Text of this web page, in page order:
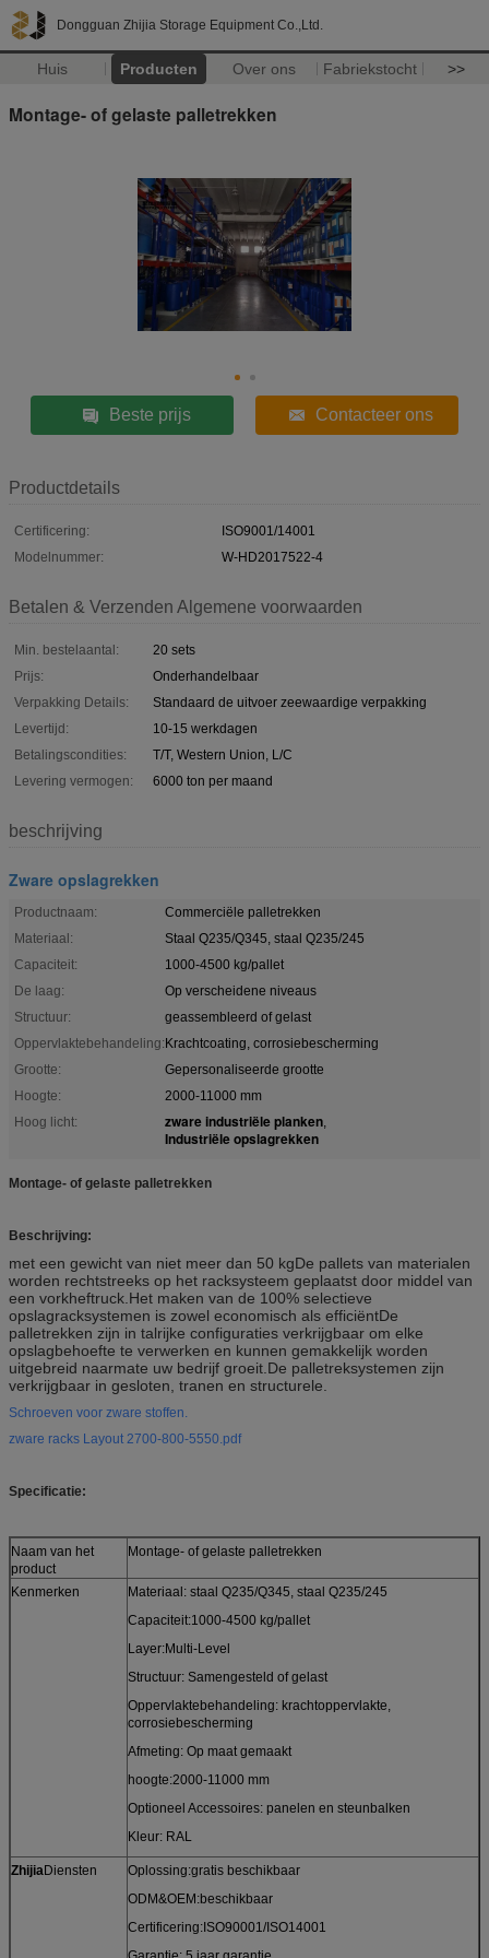
Dongguan Zhijia Storage Equipment Co.,Ltd.
Huis Producten Over ons Fabriekstocht >>
Montage- of gelaste palletrekken
Beste prijs Contacteer ons
Productdetails
Certificering:
ISO9001/14001
Modelnummer:
W-HD2017522-4
Betalen & Verzenden Algemene voorwaarden
Min. bestelaantal:
20 sets
Prijs:
Onderhandelbaar
Verpakking Details:
Standaard de uitvoer zeewaardige verpakking
Levertijd:
10-15 werkdagen
Betalingscondities:
T/T, Western Union, L/C
Levering vermogen:
6000 ton per maand
beschrijving
Zware opslagrekken
Productnaam:
Commerciële palletrekken
Materiaal:
Staal Q235/Q345, staal Q235/245
Capaciteit:
1000-4500 kg/pallet
De laag:
Op verscheidene niveaus
Structuur:
geassembleerd of gelast
Oppervlaktebehandeling:Krachtcoating, corrosiebescherming
Grootte:
Gepersonaliseerde grootte
Hoogte:
2000-11000 mm
Hoog licht:
zware industriële planken,
Industriële opslagrekken
Montage- of gelaste palletrekken
Beschrijving:
met een gewicht van niet meer dan 50 kgDe pallets van materialen
worden rechtstreeks op het racksysteem geplaatst door middel van
een vorkheftruck.Het maken van de 100% selectieve
opslagracksystemen is zowel economisch als efficiëntDe
palletrekken zijn in talrijke configuraties verkrijgbaar om elke
opslagbehoefte te verwerken en kunnen gemakkelijk worden
uitgebreid naarmate uw bedrijf groeit.De palletreksystemen zijn
verkrijgbaar in gesloten, tranen en structurele.
Schroeven voor zware stoffen.
zware racks Layout 2700-800-5550.pdf
Specificatie:
Naam van het
product
Montage- of gelaste palletrekken
Kenmerken
Materiaal: staal Q235/Q345, staal Q235/245
Capaciteit:1000-4500 kg/pallet
Layer:Multi-Level
Structuur: Samengesteld of gelast
Oppervlaktebehandeling: krachtoppervlakte,
corrosiebescherming
Afmeting: Op maat gemaakt
hoogte:2000-11000 mm
Optioneel Accessoires: panelen en steunbalken
Kleur: RAL
ZhijiaDiensten
Oplossing:gratis beschikbaar
ODM&OEM:beschikbaar
Certificering:ISO90001/ISO14001